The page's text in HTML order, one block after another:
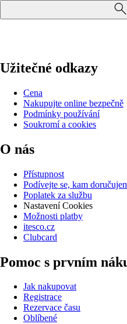
Užitečné odkazy
Cena
Nakupujte online bezpečně
Podmínky používání
Soukromí a cookies
O nás
Přístupnost
Podívejte se, kam
Poplatek za službu
Nastavení Cookies
Možnosti platby
itesco.cz
Clubcard
Pomoc s prvním
Jak nakupovat
Registrace
Rezervace času
Oblíbené